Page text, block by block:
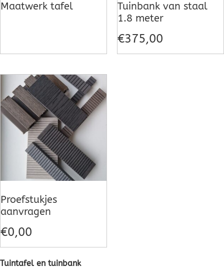
Maatwerk tafel
Tuinbank van staal
1.8 meter
€375,00
Proefstukjes
aanvragen
€0,00
Tuintafel en tuinbank